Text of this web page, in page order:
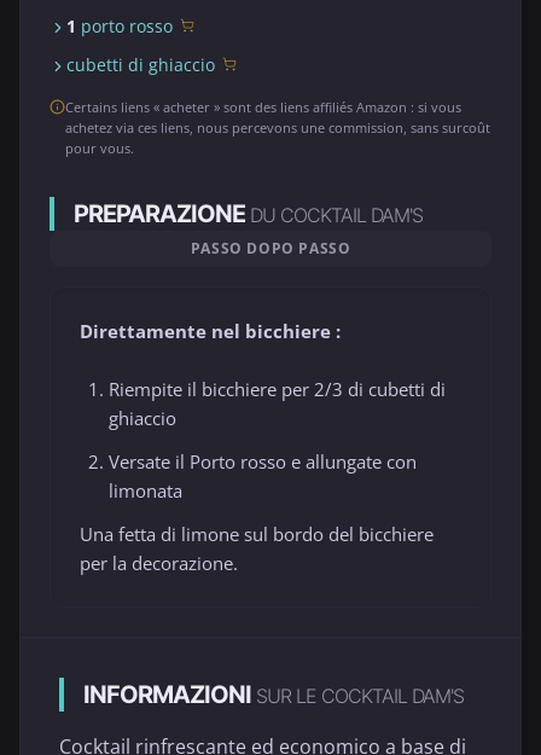
1 porto rosso
cubetti di ghiaccio
Certains liens « acheter » sont des liens affiliés Amazon : si vous
achetez via ces liens, nous percevons une commission, sans surcoût
pour vous.
PREPARAZIONE DU COCKTAIL DAM'S
PASSO DOPO PASSO
Direttamente nel bicchiere :
Riempite il bicchiere per 2/3 di cubetti di
ghiaccio
Versate il Porto rosso e allungate con
limonata
Una fetta di limone sul bordo del bicchiere
per la decorazione.
INFORMAZIONI SUR LE COCKTAIL DAM'S
Cocktail rinfrescante ed economico a base di